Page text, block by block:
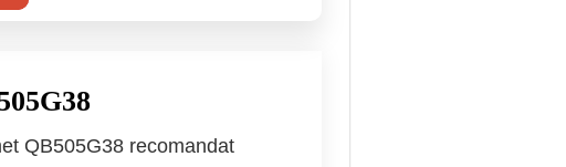
QB505G38 recomandat